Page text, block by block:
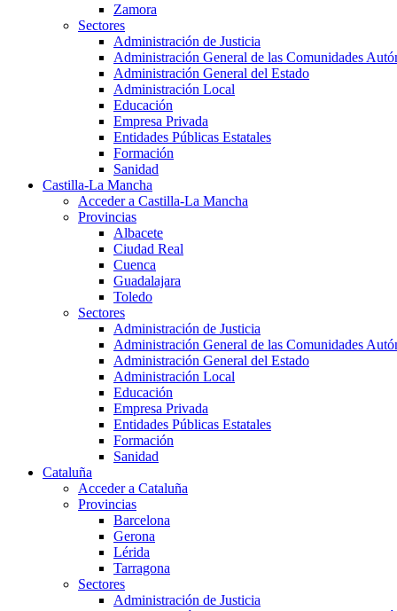
Zamora
Sectores
Administración de Justicia
Administración General de las Comunidades
Administración General del Estado
Administración Local
Educación
Empresa Privada
Entidades Públicas Estatales
Formación
Sanidad
Castilla-La Mancha
Acceder a Castilla-La Mancha
Provincias
Albacete
Ciudad Real
Cuenca
Guadalajara
Toledo
Sectores
Administración de Justicia
Administración General de las Comunidades
Administración General del Estado
Administración Local
Educación
Empresa Privada
Entidades Públicas Estatales
Formación
Sanidad
Cataluña
Acceder a Cataluña
Provincias
Barcelona
Gerona
Lérida
Tarragona
Sectores
Administración de Justicia